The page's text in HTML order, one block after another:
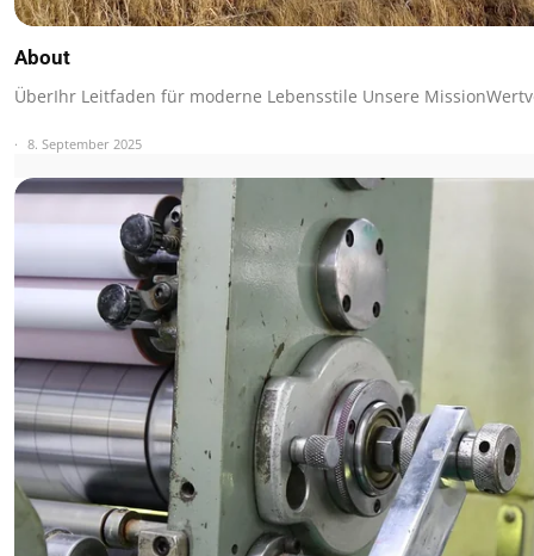
About
ÜberIhr Leitfaden für moderne Lebensstile Unsere
8. September 2025